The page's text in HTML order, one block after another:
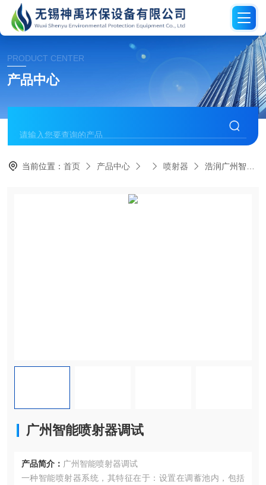
PRODUCT CENTER
产品中心
当前位置：首页 产品中心 喷射器 浩润广州智能喷射器调试
广州智能喷射器调试
产品简介： 广州智能喷射器调试
一种智能喷射器系统，其特征在于：设置在调蓄池内，包括